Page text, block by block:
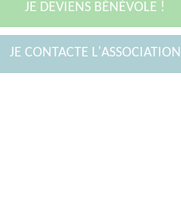
JE DEVIENS BÉNÉVOLE !
JE CONTACTE L'ASSOCIATION